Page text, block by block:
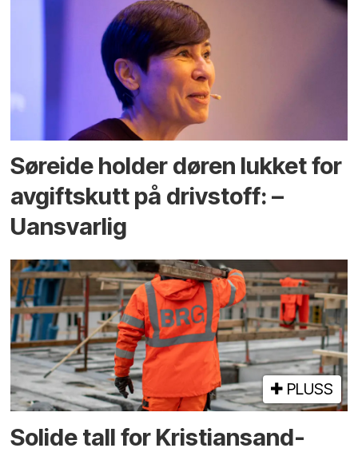
Søreide holder døren lukket for
avgiftskutt på drivstoff: –
Uansvarlig
PLUSS
Solide tall for Kristiansand-